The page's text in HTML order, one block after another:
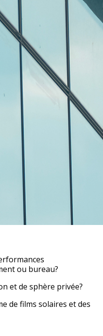
ou bureau?
et de sphère privée?
de films solaires et des